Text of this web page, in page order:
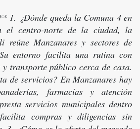
1. ¿Dónde queda la Comuna 4 en
el centro-norte de la ciudad, la
reúne Manzanares y sectores de
entorno facilita una rutina con
transporte público cerca de casa.
de servicios? En Manzanares hay
farmacias y atención
servicios municipales dentro
compras y diligencias sin